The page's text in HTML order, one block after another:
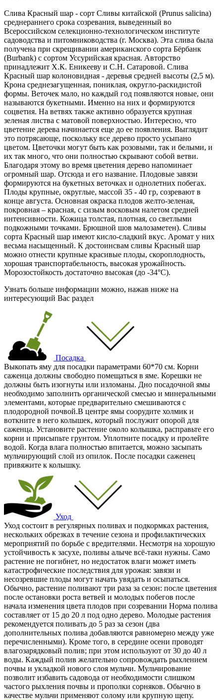
Слива Красный шар - сорт Сливы китайской (Prunus salicina)
среднераннего срока созревания, выведенный во
Всероссийском селекционно-технологическом институте
садоводства и питомниководства (г. Москва). Эта слива была
получена при скрещивании американского сорта Бёрбанк
(Burbank) с сортом Уссурийская красная. Авторство
принадлежит Х.К. Еникееву и С.Н. Сатаровой. Слива
Красный шар колоновидная - деревья средней высоты (2,5 м).
Крона среднезагущенная, пониклая, округло-раскидистой
формы. Веточек мало, но каждый год появляются новые, они
называются букетными. Именно на них и формируются
соцветия. На ветвях также активно образуется крупная
зеленая листва с матовой поверхностью. Интересно, что
цветение дерева начинается еще до ее появления. Выглядит
это потрясающе, поскольку все дерево просто усыпано
цветом. Цветочки могут быть как розовыми, так и белыми, и
их так много, что они полностью скрывают собой ветви.
Благодаря этому во время цветения дерево напоминает
огромный шар. Отсюда и его название. Плодовые завязи
формируются на букетных веточках и однолетних побегах.
Плоды крупные, округлые, массой 35 - 40 гр, созревают в
конце августа. Основная окраска плодов желто-зеленая,
покровная – красная, с сизым восковым налетом средней
интенсивности. Кожица толстая, плотная, со светлыми
подкожными точками. Брюшной шов малозаметен). Сливы
сорта Красный шар имеют кисло-сладкий вкус. Аромат у них
весьма насыщенный. К достоинсвам сливы Красный шар
можно отнести крупные красивые плоды, скороплодность,
хорошая транспортабельность, высокая урожайность.
Морозостойкость достаточно высокая (до -34°C).
Узнать больше информации можно, нажав ниже на
интересующий Вас раздел
Посадка
Выкопать яму для посадки параметрами 60*70 см. Корни
саженца должны свободно помещаться в яме. Корешки не
должны быть изогнуты или изломаны. Дно посадочной ямы
необходимо заполнить органической смесью и минеральными
элементами, которые предварительно смешиваются с
плодородной почвой.В центре ямы соорудите холмик и
воткните в него колышек, который послужит опорой для
саженца. Установите растение около колышка, расправьте его
корни и присыпьте грунтом. Уплотните посадку и пролейте
водой. Когда влага полностью впитается, можно засыпать
мульчирующий слой из опилок. После посадки саженец
привяжите к колышку.
Уход
Уход состоит в регулярных поливах и подкормках растения,
нескольких обрезках в течение сезона и профилактических
мероприятий по борьбе с вредителями. Несмотря на хорошую
устойчивость к засухе, поливы алыче всё-таки нужны. Само
растение не погибнет, но недостаток влаги может иметь
катастрофические последствия для урожая: завязи и
несозревшие плоды могут начать увядать и осыпаться.
Обычно, растение поливают три раза за сезон: после цветения
после остановки роста ветвей и молодых побегов после
начала изменения цвета плодов при созревании Норма полива
составляет от 15 до 20 л под одно дерево. Молодые растения
рекомендуется поливать до 5 раз за сезон (два
дополнительных полива добавляются равномерно между уже
перечисленными). Кроме того, в середине осени проводят
влагозарядковый полив; при этом используют от 30 до 40 л
воды. Каждый полив желательно сопровождать рыхлением
почвы и укладкой нового слоя мульчи. Мульчирование
позволит избавить садовода от необходимости слишком
частого рыхления почвы и прополки сорняков. Обычно в
качестве мульчи применяют солому или крупную щепу.